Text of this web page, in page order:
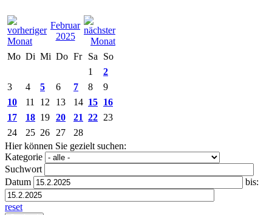
Februar
2025
Mo Di Mi Do Fr Sa
So
1
2
3
4 5 6 7 8
9
10
11 12 13 14 15 16
17
18 19 20 21 22 23
24
25 26 27
28
Hier können Sie gezielt suchen:
Kategorie
Suchwort
Datum
bis:
reset